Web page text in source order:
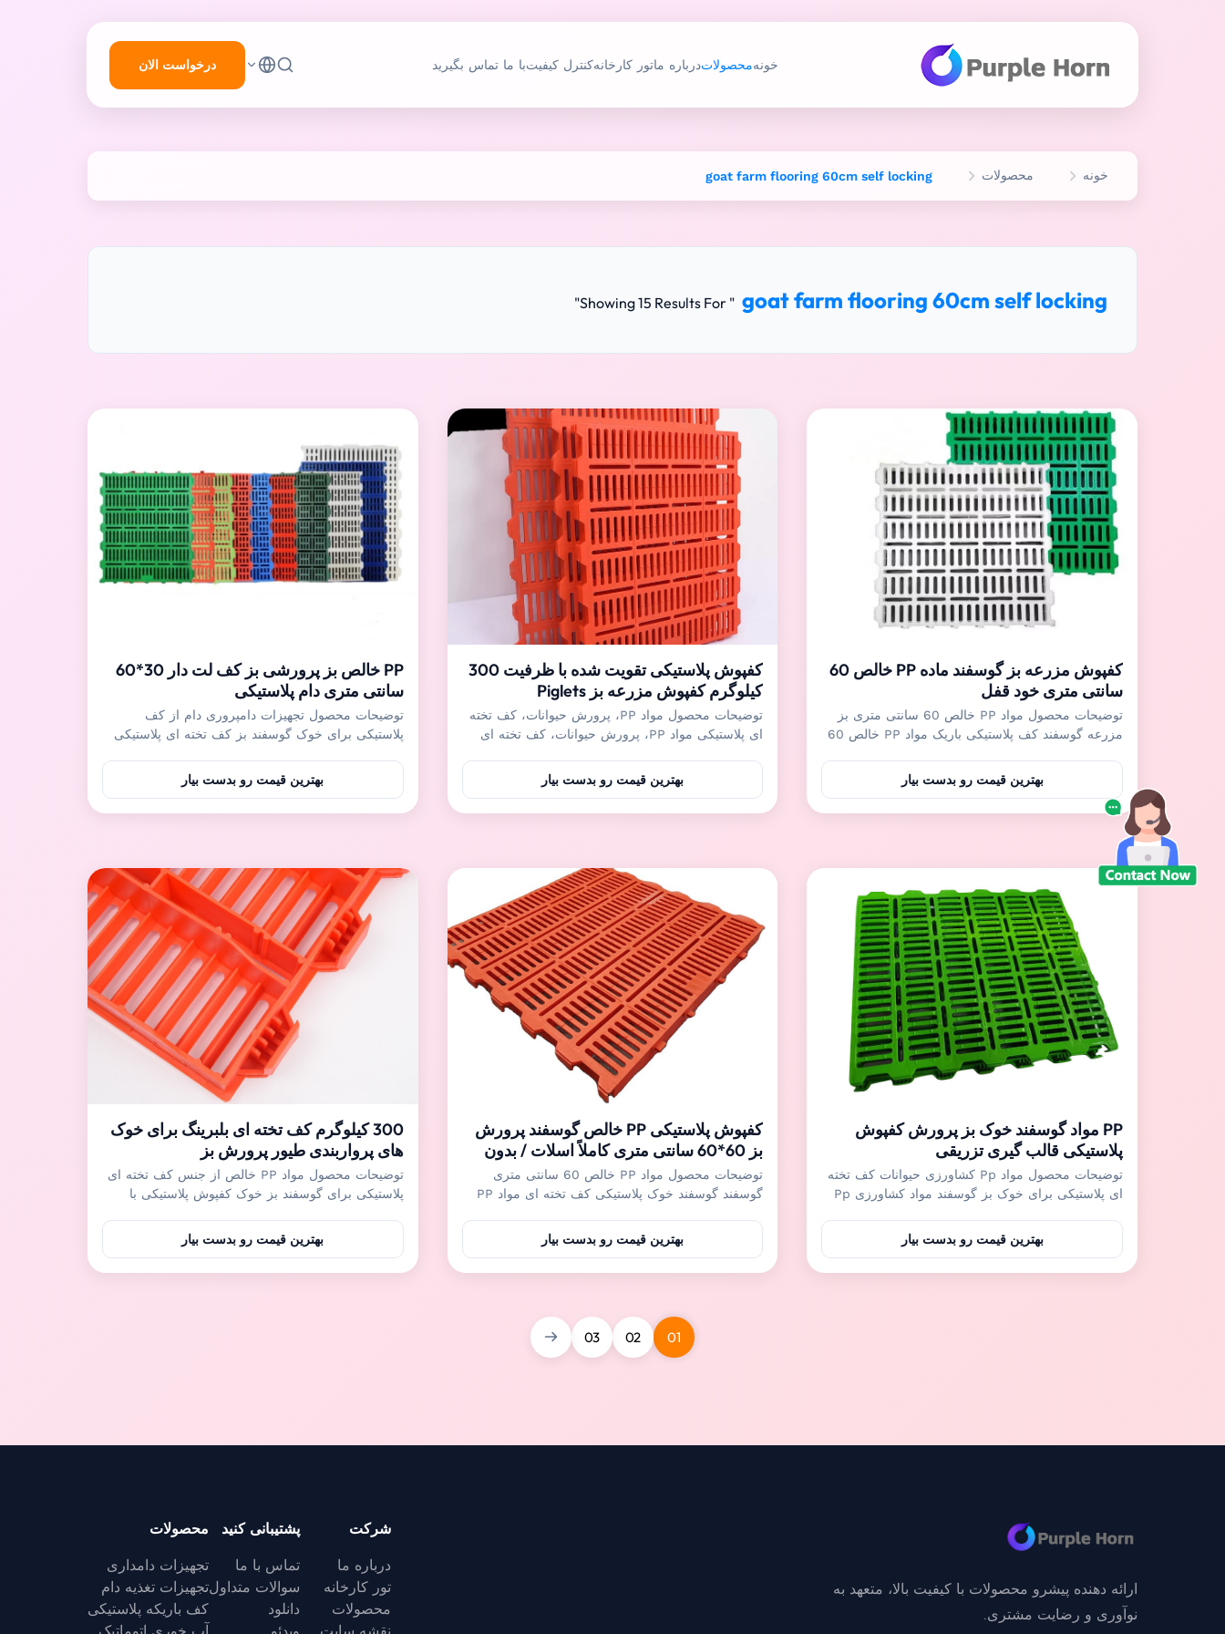
خونهمحصولاتدرباره ماتور کارخانهکنترل کیفیتبا ما تماس بگیرید درخواست الان
خونه محصولات goat farm flooring 60cm self locking
Showing 15 Results For " goat farm flooring 60cm self locking
"
کفپوش مزرعه بز گوسفند ماده PP خالص 60
سانتی متری خود قفل
توضیحات محصول مواد PP خالص 60 سانتی متری بز
مزرعه گوسفند کف پلاستیکی باریک مواد PP خالص 60
هایی مانند مزرعه گوسفند و بز استفاده می شود.کف
پلاستیکی به راحتی قابل نصب، شستشو و تمیز کردن
آسان است.مواد PP خالص برای قالب گیری تزریقی
بهترین قیمت رو بدست بیار
کفپوش پلاستیکی تقویت شده با ظرفیت 300
کیلوگرم کفپوش مزرعه بز Piglets
توضیحات محصول مواد PP، پرورش حیوانات، کف تخته
ای پلاستیکی مواد PP، پرورش حیوانات، کف تخته ای
پرستاری استفاده می شود و همچنین می تواند در
مزرعه گوسفند و بز استفاده شود.علاوه بر این، کف
پلاستیکی تقویت شده را می توان برای خروس ها و
بهترین قیمت رو بدست بیار
PP خالص بز پرورشی بز کف لت دار 30*60
سانتی متری دام پلاستیکی
توضیحات محصول تجهیزات دامپروری دام از کف
پلاستیکی برای خوک گوسفند بز کف تخته ای پلاستیکی
پرستاری استفاده می شود و همچنین می تواند در
مزرعه گوسفند و بز استفاده شود.علاوه بر این، کف
پلاستیکی تقویت شده را می توان برای خروس ها و
بهترین قیمت رو بدست بیار
PP مواد گوسفند خوک بز پرورش کفپوش
پلاستیکی قالب گیری تزریقی
توضیحات محصول مواد Pp کشاورزی حیوانات کف تخته
ای پلاستیکی برای خوک بز گوسفند مواد کشاورزی Pp
دام هایی مانند خوکچه ها و خوک های پرستاری استفاده
می شود و همچنین می تواند در مزرعه گوسفند و بز
استفاده شود.علاوه بر این، کف پلاستیکی تقویت شده را
بهترین قیمت رو بدست بیار
کفپوش پلاستیکی PP خالص گوسفند پرورش
بز 60*60 سانتی متری کاملاً اسلات / بدون
درز
توضیحات محصول مواد PP خالص 60 سانتی متری
گوسفند گوسفند خوک پلاستیکی کف تخته ای مواد PP
برای دام هایی مانند مزرعه خوک، گوسفند و بز استفاده
می شود.کف پلاستیکی به راحتی نصب می شود، قابل
شستشو با آب و به راحتی تمیز می شود.مواد PP خالص
بهترین قیمت رو بدست بیار
300 کیلوگرم کف تخته ای بلبرینگ برای خوک
های پرواربندی طیور پرورش بز
توضیحات محصول مواد PP خالص از جنس کف تخته ای
پلاستیکی برای گوسفند بز خوک کفپوش پلاستیکی با
خوک های پرستاری استفاده می شود و همچنین می
تواند در مزرعه گوسفند و بز استفاده شود.علاوه بر این،
کف پلاستیکی تقویت شده را می توان برای خروس ها و
بهترین قیمت رو بدست بیار
01
02
03
ارائه دهنده پیشرو محصولات با کیفیت بالا، متعهد به
نوآوری و رضایت مشتری.
شرکت
درباره ما
تور کارخانه
محصولات
پشتیبانی کنید
تماس با ما
سوالات متداول
دانلود
محصولات
تجهیزات دامداری
تجهیزات تغذیه دام
کف باریکه پلاستیکی